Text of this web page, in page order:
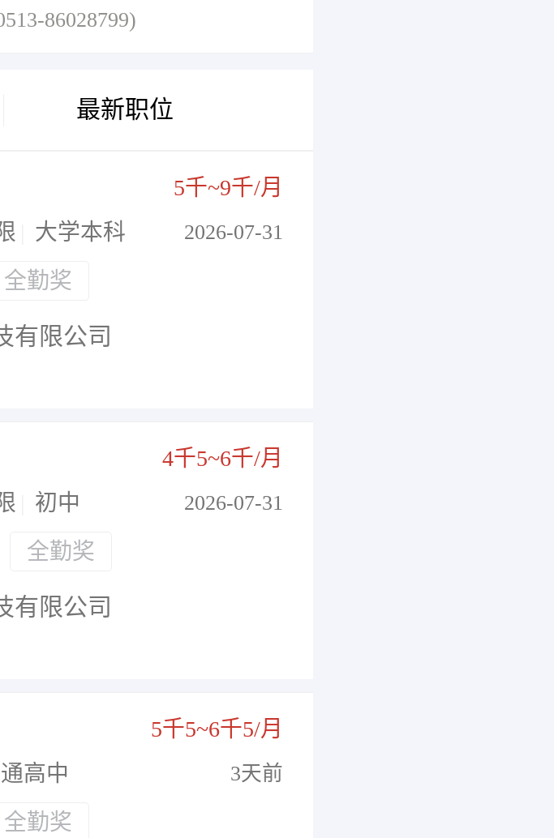
86028799)
最新职位
5千~9千/月
大学本科 2026-07-31
全勤奖
有限公司
4千5~6千/月
初中 2026-07-31
全勤奖
有限公司
5千5~6千5/月
高中 3天前
全勤奖